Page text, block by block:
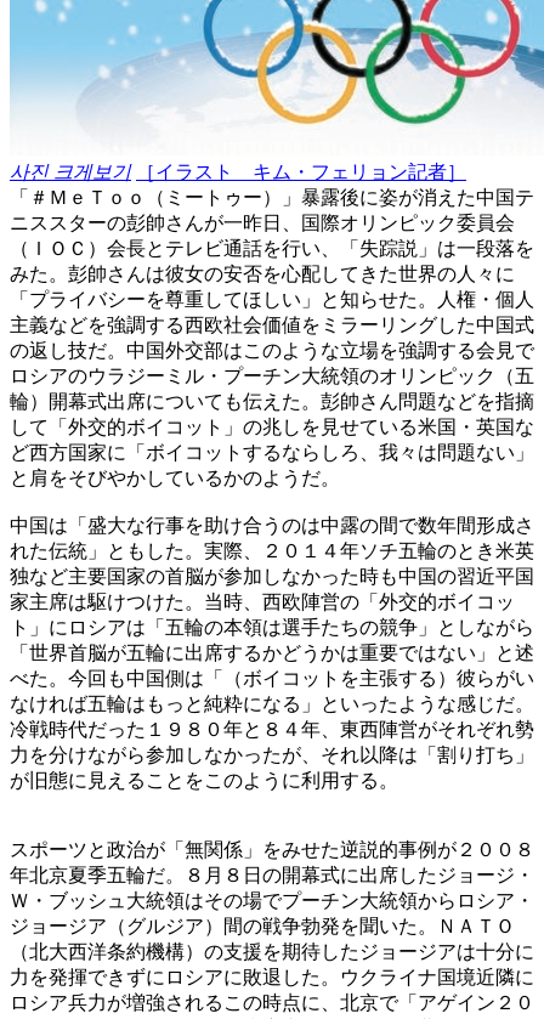
사진 크게보기
［イラスト キム・フェリョン記者］
「＃ＭｅＴｏｏ（ミートゥー）」暴露後に姿が消えた中国テ
ニススターの彭帥さんが一昨日、国際オリンピック委員会
（ＩＯＣ）会長とテレビ通話を行い、「失踪説」は一段落を
みた。彭帥さんは彼女の安否を心配してきた世界の人々に
「プライバシーを尊重してほしい」と知らせた。人権・個人
主義などを強調する西欧社会価値をミラーリングした中国式
の返し技だ。中国外交部はこのような立場を強調する会見で
ロシアのウラジーミル・プーチン大統領のオリンピック（五
輪）開幕式出席についても伝えた。彭帥さん問題などを指摘
して「外交的ボイコット」の兆しを見せている米国・英国な
ど西方国家に「ボイコットするならしろ、我々は問題ない」
と肩をそびやかしているかのようだ。
中国は「盛大な行事を助け合うのは中露の間で数年間形成さ
れた伝統」ともした。実際、２０１４年ソチ五輪のとき米英
独など主要国家の首脳が参加しなかった時も中国の習近平国
家主席は駆けつけた。当時、西欧陣営の「外交的ボイコッ
ト」にロシアは「五輪の本領は選手たちの競争」としながら
「世界首脳が五輪に出席するかどうかは重要ではない」と述
べた。今回も中国側は「（ボイコットを主張する）彼らがい
なければ五輪はもっと純粋になる」といったような感じだ。
冷戦時代だった１９８０年と８４年、東西陣営がそれぞれ勢
力を分けながら参加しなかったが、それ以降は「割り打ち」
が旧態に見えることをこのように利用する。
スポーツと政治が「無関係」をみせた逆説的事例が２００８
年北京夏季五輪だ。８月８日の開幕式に出席したジョージ・
Ｗ・ブッシュ大統領はその場でプーチン大統領からロシア・
ジョージア（グルジア）間の戦争勃発を聞いた。ＮＡＴＯ
（北大西洋条約機構）の支援を期待したジョージアは十分に
力を発揮できずにロシアに敗退した。ウクライナ国境近隣に
ロシア兵力が増強されるこの時点に、北京で「アゲイン２０